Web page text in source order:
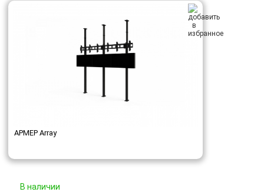
АРМЕР Array
В наличии